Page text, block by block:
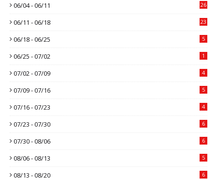
06/04 - 06/11 26
06/11 - 06/18 23
06/18 - 06/25 5
06/25 - 07/02 1
07/02 - 07/09 4
07/09 - 07/16 5
07/16 - 07/23 4
07/23 - 07/30 6
07/30 - 08/06 6
08/06 - 08/13 5
08/13 - 08/20 6